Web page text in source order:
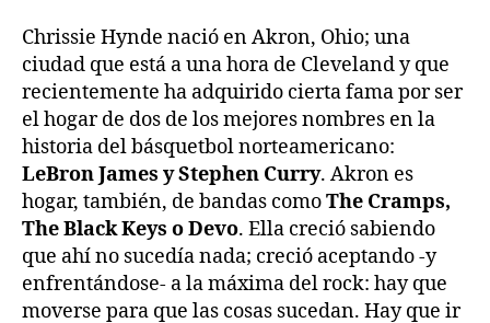
Chrissie Hynde nació en Akron, Ohio; una
ciudad que está a una hora de Cleveland y que
recientemente ha adquirido cierta fama por ser
el hogar de dos de los mejores nombres en la
historia del básquetbol norteamericano:
LeBron James y Stephen Curry. Akron es
hogar, también, de bandas comoThe Cramps,
The Black Keys o Devo. Ella creció sabiendo
que ahí no sucedía nada; creció aceptando -y
enfrentándose- a la máxima del rock: hay que
moverse para que las cosas sucedan. Hay que ir